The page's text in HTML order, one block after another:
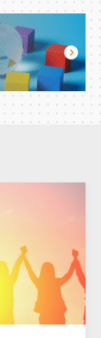
ャリアに
か迷った
時、私たち
押しをしま
、社会を前
やし、「幸
文表記にし
会社オープ
各社との発
う、働く
幸せ」に
With）充
ない会社で